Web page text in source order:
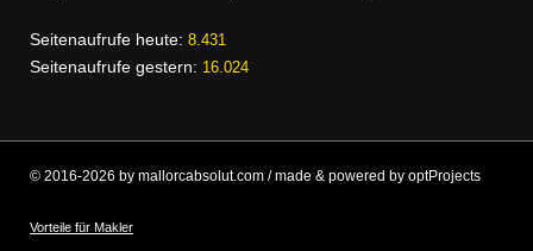
Seitenaufrufe heute: 8.431
Seitenaufrufe gestern: 16.024
© 2016-2026 by mallorcabsolut.com / made & powered by optProjects
Vorteile für Makler